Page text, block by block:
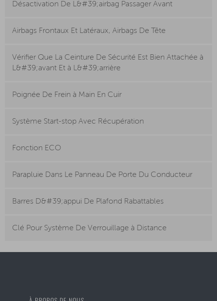
Désactivation De L&#39;airbag Passager Avant
Airbags Frontaux Et Latéraux, Airbags De Tête
Vérifier Que La Ceinture De Sécurité Est Bien Attachée à
L&#39;avant Et à L&#39;arrière
Poignée De Frein à Main En Cuir
Système Start-stop Avec Récupération
Fonction ECO
Parapluie Dans Le Panneau De Porte Du Conducteur
Barres D&#39;appui De Plafond Rabattables
Clé Pour Système De Verrouillage à Distance